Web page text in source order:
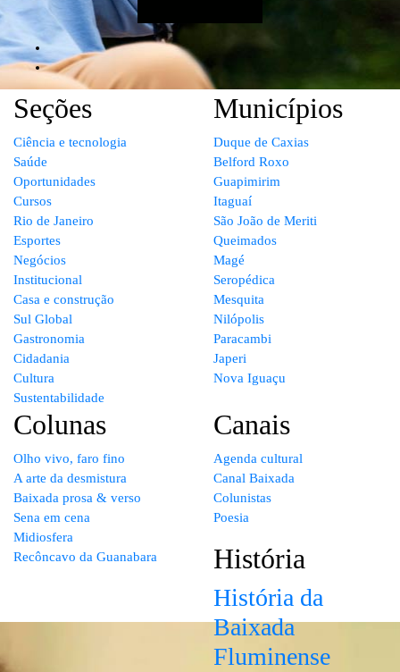
Seções
Ciência e tecnologia
Saúde
Oportunidades
Cursos
Rio de Janeiro
Esportes
Negócios
Institucional
Casa e construção
Sul Global
Gastronomia
Cidadania
Cultura
Sustentabilidade
Municípios
Duque de Caxias
Belford Roxo
Guapimirim
Itaguaí
São João de Meriti
Queimados
Magé
Seropédica
Mesquita
Nilópolis
Paracambi
Japeri
Nova Iguaçu
Colunas
Olho vivo, faro fino
A arte da desmistura
Baixada prosa & verso
Sena em cena
Midiosfera
Recôncavo da Guanabara
Canais
Agenda cultural
Canal Baixada
Colunistas
Poesia
História
História da
Baixada
Fluminense